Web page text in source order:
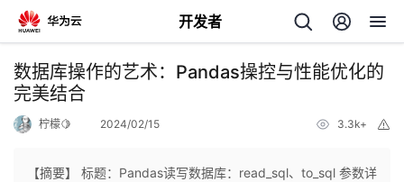
开发者
返
回
数据库操作的艺术：Pandas操控与性能优化的
完美结合
柠檬🍋 2024/02/15 3.3k+
【摘要】 标题：Pandas读写数据库：read_sql、to_sql 参数详